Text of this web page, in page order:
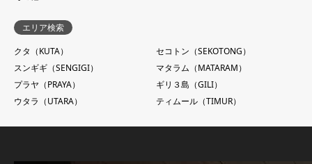
エリア検索
クタ（KUTA）
セコトン（SEKOTONG）
スンギギ（SENGIGI）
マタラム（MATARAM）
プラヤ（PRAYA）
ギリ３島（GILI）
ウタラ（UTARA）
ティムール（TIMUR）